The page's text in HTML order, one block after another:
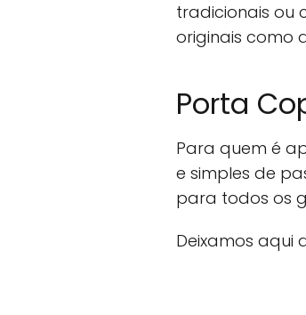
tradicionais ou
originais como
Porta
Para quem é
e simples de
para todos os
Deixamos aqui